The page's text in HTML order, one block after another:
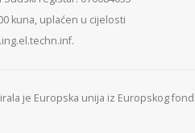
kuna, uplaćen u cijelosti
je Europska unija iz Europskog